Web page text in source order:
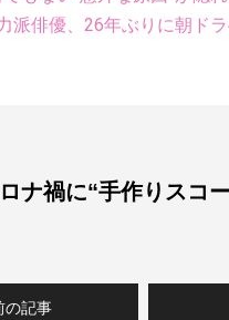
俳優、26年ぶりに朝ド
ナ禍に“手作りスコ
の記事